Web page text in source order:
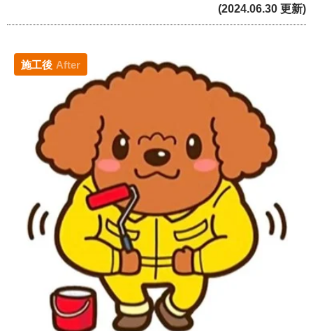
(2024.06.30 更新)
施工後 After